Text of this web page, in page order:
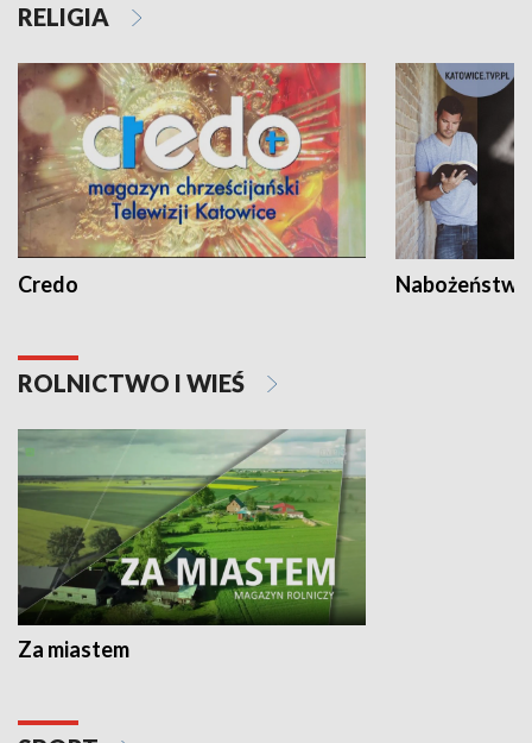
RELIGIA
Credo
ROLNICTWO I WIEŚ
Za miastem